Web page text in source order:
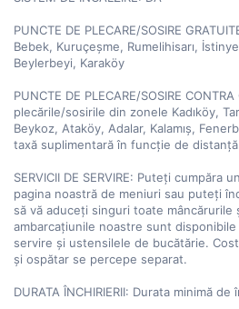
PUNCTE DE PLECARE/SOSIRE
Bebek, Kuruçeşme, Rumelihisarı,
Beylerbeyi, Karaköy
PUNCTE DE PLECARE/SOSIRE
plecările/sosirile din zonele Kadıköy,
Beykoz, Ataköy, Adalar, Kalamış,
taxă suplimentară în funcție de
SERVICII DE SERVIRE: Puteți cumpăra
pagina noastră de meniuri sau puteți
să vă aduceți singuri toate mâncărurile
ambarcațiunile noastre sunt
servire și ustensilele de bucătărie.
și ospătar se percepe separat.
DURATA ÎNCHIRIERII: Durata minimă